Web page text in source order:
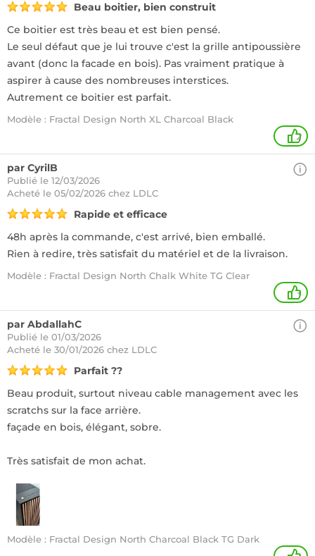
Beau boitier, bien construit
Ce boitier est très beau et est bien pensé.
Le seul défaut que je lui trouve c'est la grille antipoussière
avant (donc la facade en bois). Pas vraiment pratique à
aspirer à cause des nombreuses interstices.
Autrement ce boitier est parfait.
Modèle : Fractal Design North XL Charcoal Black
2
par CyrilB
Publié le 12/03/2026
Acheté le 05/02/2026 chez LDLC
Rapide et efficace
48h après la commande, c'est arrivé, bien emballé.
Rien à redire, très satisfait du matériel et de la livraison.
Modèle : Fractal Design North Chalk White TG Clear
+
par AbdallahC
Publié le 01/03/2026
Acheté le 30/01/2026 chez LDLC
Parfait ??
Beau produit, surtout niveau cable management avec les
scratchs sur la face arrière.
façade en bois, élégant, sobre.
Très satisfait de mon achat.
Modèle : Fractal Design North Charcoal Black TG Dark